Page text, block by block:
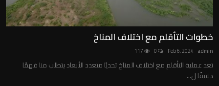
خطوات التأقلم مع اختلاف المناخ
admin
Feb 6, 2024
تعد عملية التأقلم مع اختلاف المناخ تحديًا متعدد الأبعاد يتطلب منا فهمًا
دقيقًا ل...